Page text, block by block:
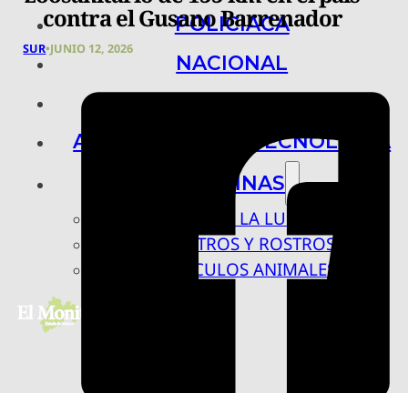
POLICIACA
NACIONAL
ARTE, CIENCIA Y TECNOLOGÍA
COLUMNAS
BAJO LA LUPA
RASTROS Y ROSTROS
VÍNCULOS ANIMALES
contra el Gusano Barrenador
SUR•JUNIO 12, 2026